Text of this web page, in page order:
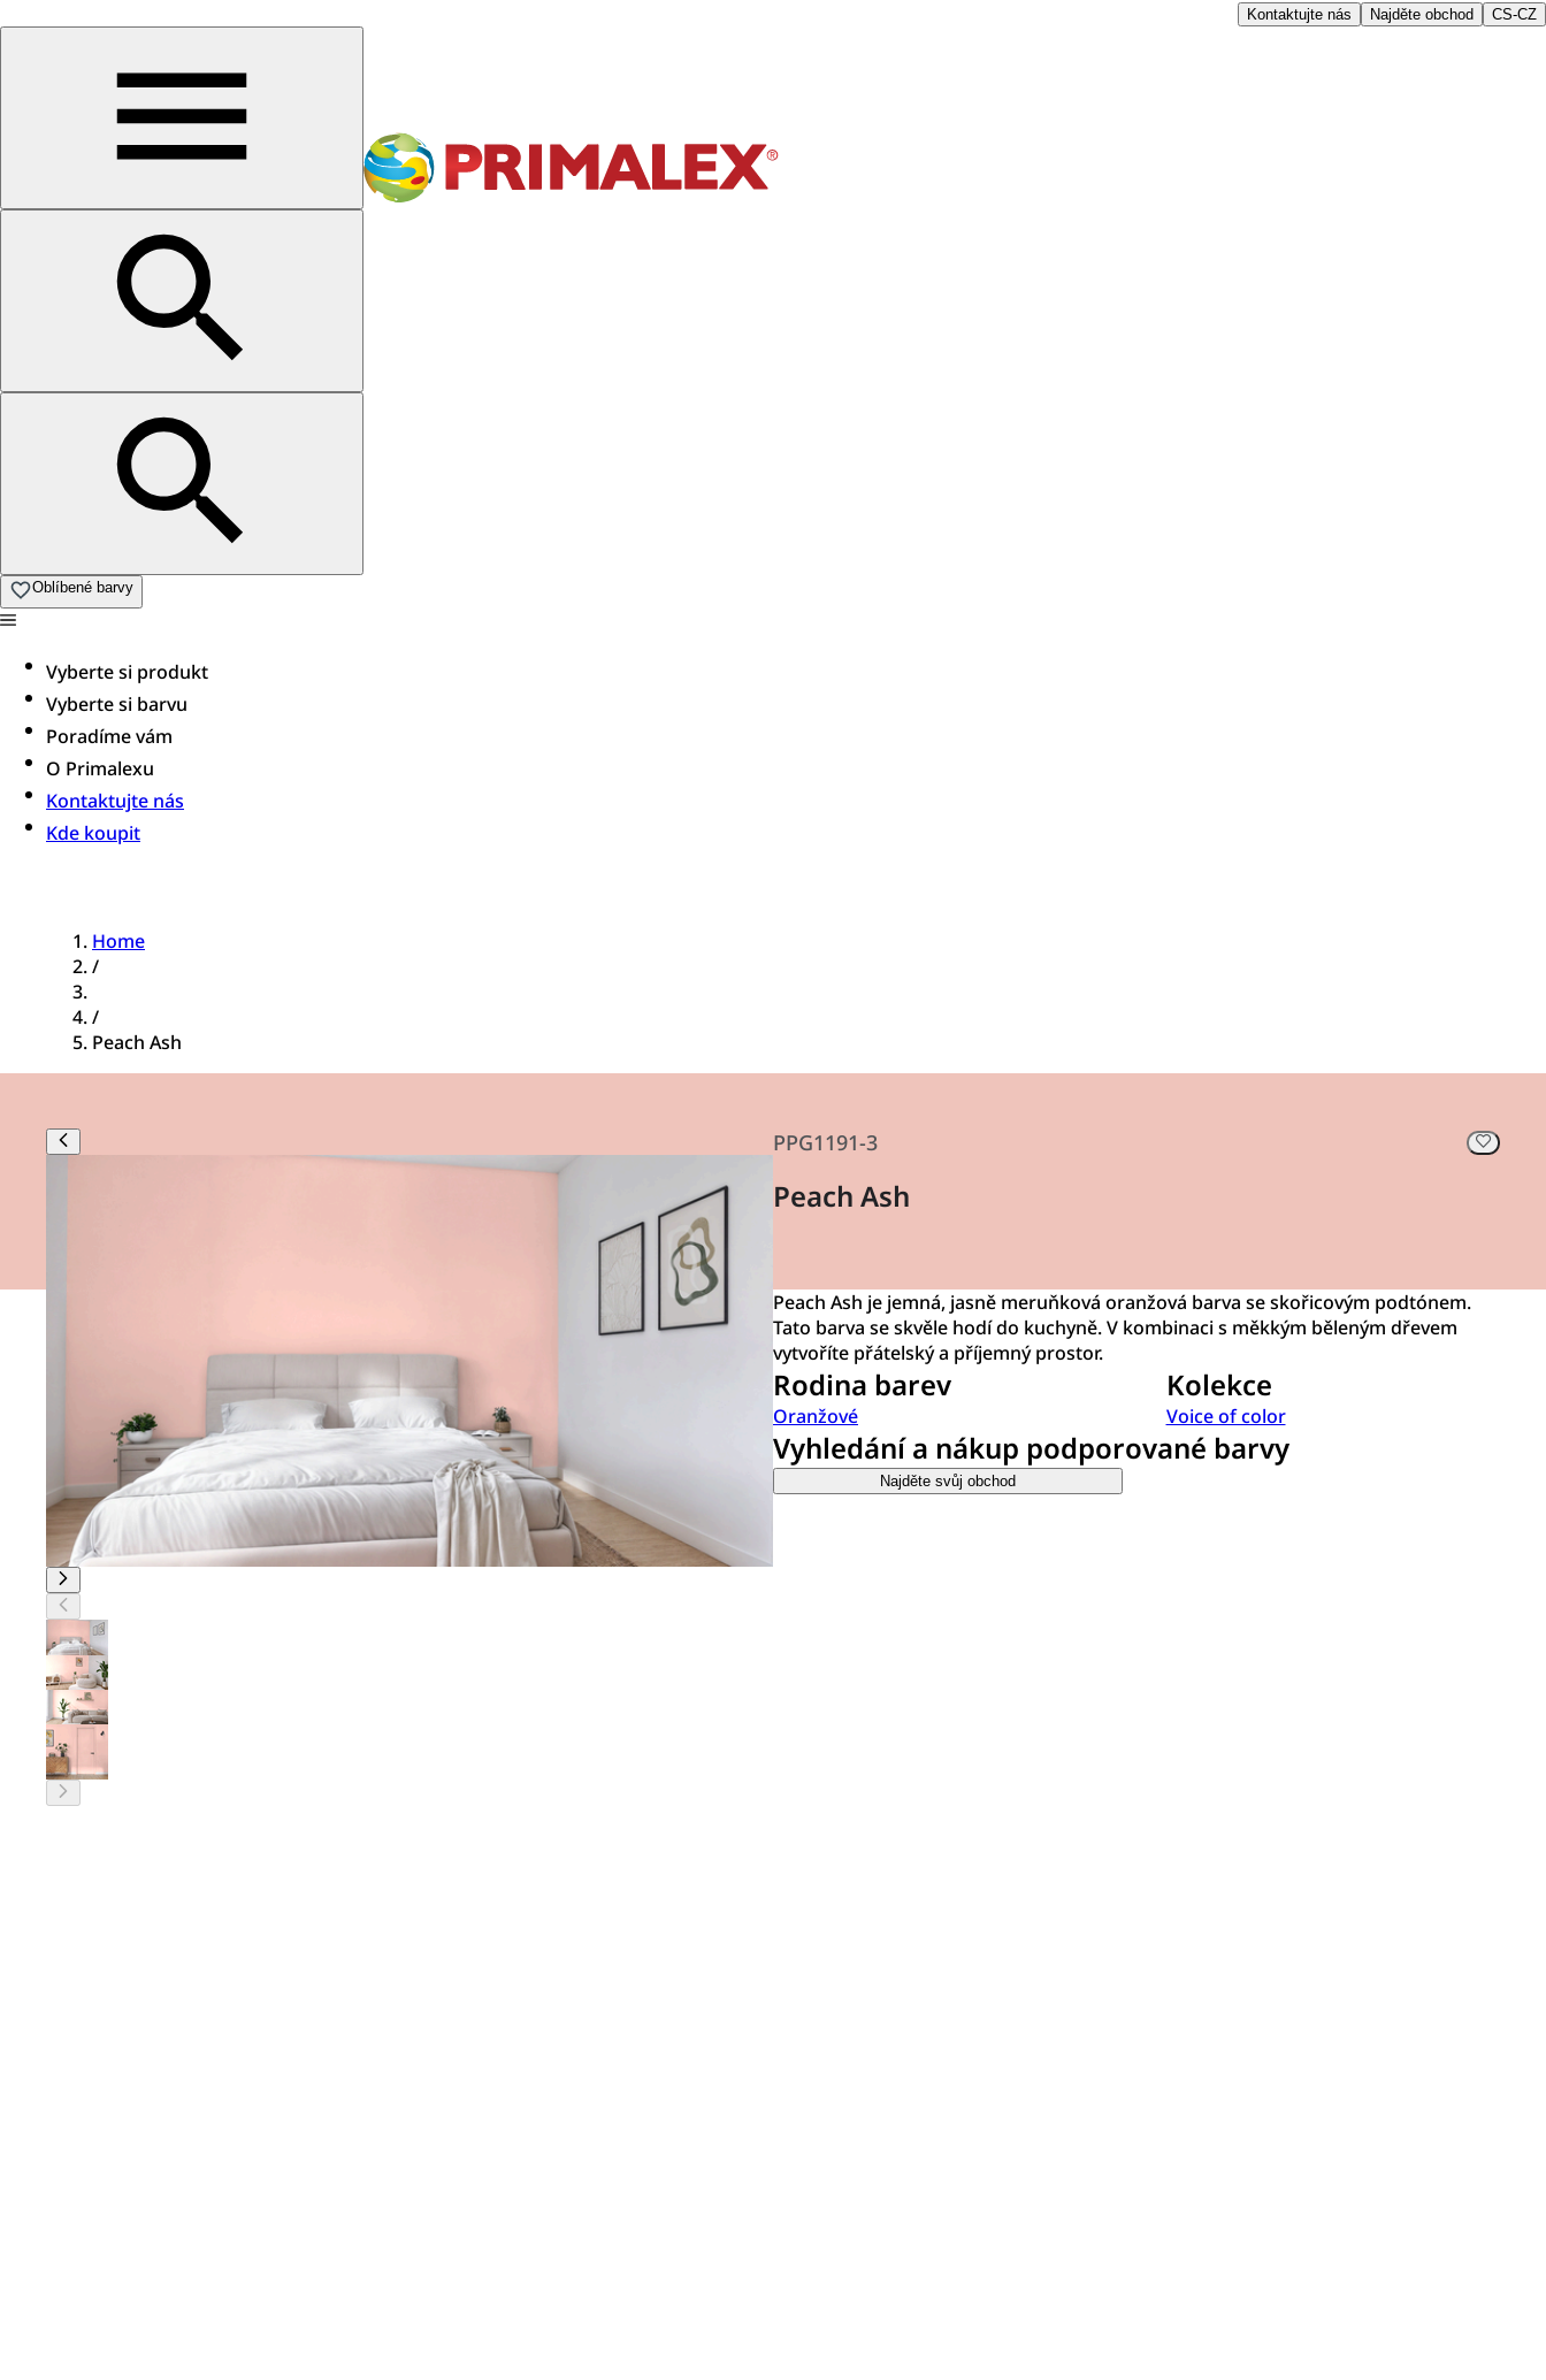
Kontaktujte nás Najděte obchod CS-CZ
Oblíbené barvy
Vyberte si produkt
Vyberte si barvu
Poradíme vám​
O Primalexu
Kontaktujte nás
Kde koupit
Home
/
/
Peach Ash
PPG1191-3
Peach Ash
Peach Ash je jemná, jasně meruňková oranžová barva se skořicovým podtónem.
Tato barva se skvěle hodí do kuchyně. V kombinaci s měkkým běleným dřevem
vytvoříte přátelský a příjemný prostor.
Rodina barev
Oranžové
Kolekce
Voice of color
Vyhledání a nákup podporované barvy
Najděte svůj obchod